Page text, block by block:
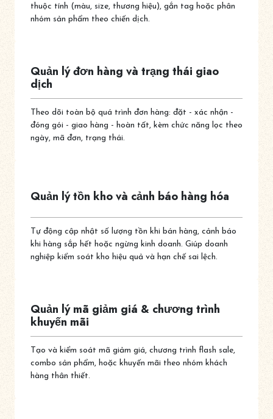
thuộc tính (màu, size, thương hiệu), gắn tag hoặc phân
nhóm sản phẩm theo chiến dịch.
Quản lý đơn hàng và trạng thái giao
dịch
Theo dõi toàn bộ quá trình đơn hàng: đặt - xác nhận -
đóng gói - giao hàng - hoàn tất, kèm chức năng lọc theo
ngày, mã đơn, trạng thái.
Quản lý tồn kho và cảnh báo hàng hóa
Tự động cập nhật số lượng tồn khi bán hàng, cảnh báo
khi hàng sắp hết hoặc ngừng kinh doanh. Giúp doanh
nghiệp kiểm soát kho hiệu quả và hạn chế sai lệch.
Quản lý mã giảm giá & chương trình
khuyến mãi
Tạo và kiểm soát mã giảm giá, chương trình flash sale,
combo sản phẩm, hoặc khuyến mãi theo nhóm khách
hàng thân thiết.